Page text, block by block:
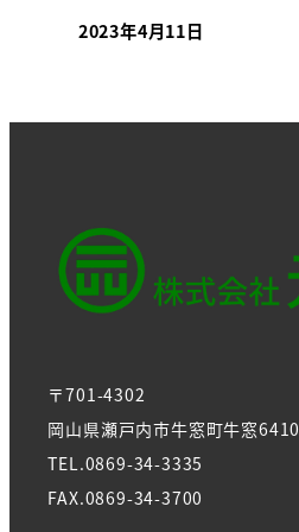
2023年4月11日
〒701-4302
岡山県瀬戸内市牛窓町牛窓6410
TEL.0869-34-3335
FAX.0869-34-3700